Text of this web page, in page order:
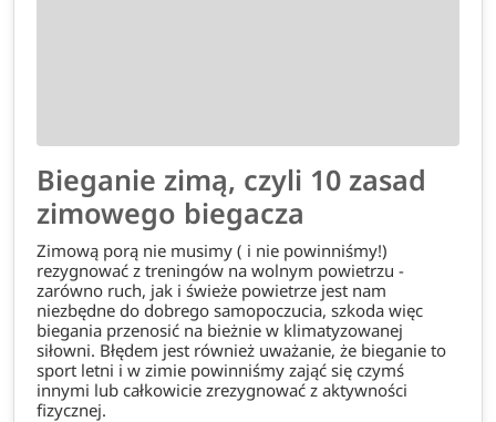
Bieganie zimą, czyli 10 zasad
zimowego biegacza
Zimową porą nie musimy ( i nie powinniśmy!)
rezygnować z treningów na wolnym powietrzu -
zarówno ruch, jak i świeże powietrze jest nam
niezbędne do dobrego samopoczucia, szkoda więc
biegania przenosić na bieżnie w klimatyzowanej
siłowni. Błędem jest również uważanie, że bieganie to
sport letni i w zimie powinniśmy zająć się czymś
innymi lub całkowicie zrezygnować z aktywności
fizycznej.